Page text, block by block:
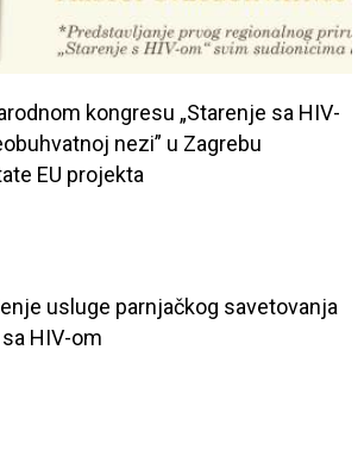
kongresu „Starenje sa HIV-
nezi” u Zagrebu
EU projekta
usluge parnjačkog savetovanja
HIV-om